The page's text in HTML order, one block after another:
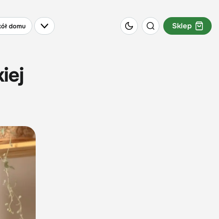
domu Sklep